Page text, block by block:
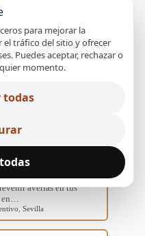
en aires
al sistema.
en
averías en tus
en…
Sevilla
para mejorar la
el tráfico del sitio y ofrecer
Puedes aceptar, rechazar o
momento.
todas